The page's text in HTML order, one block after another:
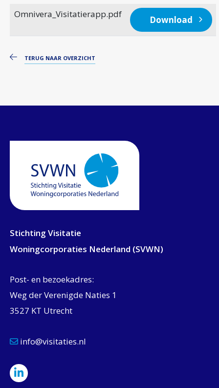
Omnivera_Visitatierapp.pdf
Download
TERUG NAAR OVERZICHT
Stichting Visitatie
Woningcorporaties Nederland (SVWN)
Post- en bezoekadres:
Weg der Verenigde Naties 1
3527 KT Utrecht
info@visitaties.nl